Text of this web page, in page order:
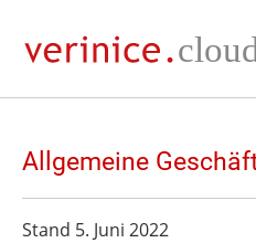
Allgemeine
Stand 5. Juni 2022